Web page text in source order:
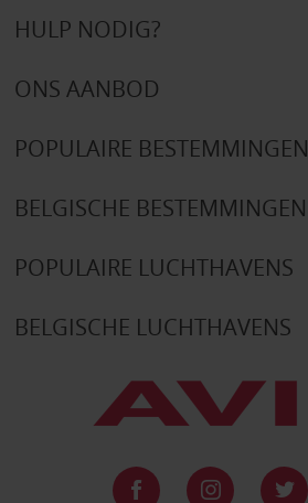
HULP NODIG?
ONS AANBOD
POPULAIRE BESTEMMINGEN
BELGISCHE BESTEMMINGEN
POPULAIRE LUCHTHAVENS
BELGISCHE LUCHTHAVENS